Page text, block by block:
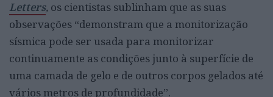
Letters, os cientistas sublinham que as suas
observações “demonstram que a monitorização
sísmica pode ser usada para monitorizar
continuamente as condições junto à superfície de
uma camada de gelo e de outros corpos gelados até
vários metros de profundidade”.